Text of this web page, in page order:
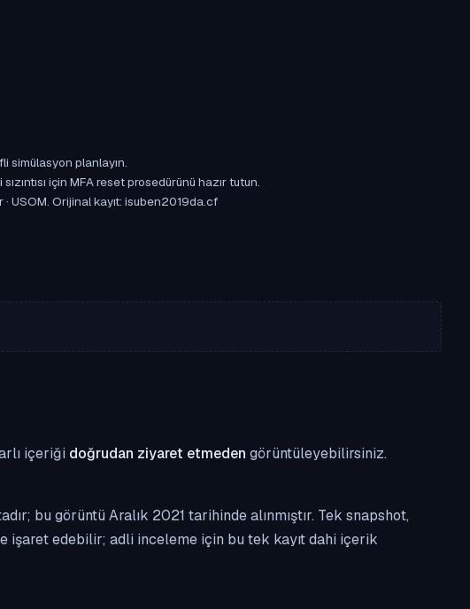
simülasyon planlayın.
için MFA reset prosedürünü hazır tutun.
USOM. Orijinal kayıt: isuben2019da.cf
içeriği doğrudan ziyaret etmeden görüntüleyebilirsiniz.
bu görüntü Aralık 2021 tarihinde alınmıştır. Tek snapshot,
işaret edebilir; adli inceleme için bu tek kayıt dahi içerik